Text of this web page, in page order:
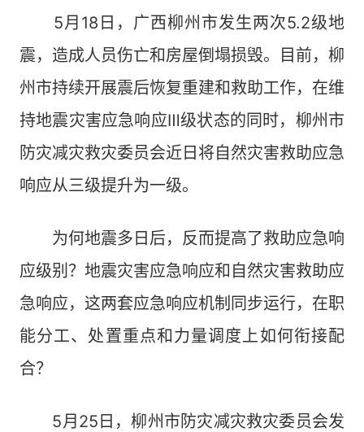
5月18日，广西柳州市发生两次5.2级地
震，造成人员伤亡和房屋倒塌损毁。目前，柳
州市持续开展震后恢复重建和救助工作，在维
持地震灾害应急响应Ⅲ级状态的同时，柳州市
防灾减灾救灾委员会近日将自然灾害救助应急
响应从三级提升为一级。
为何地震多日后，反而提高了救助应急响
应级别？地震灾害应急响应和自然灾害救助应
急响应，这两套应急响应机制同步运行，在职
能分工、处置重点和力量调度上如何衔接配
合？
5月25日，柳州市防灾减灾救灾委员会发